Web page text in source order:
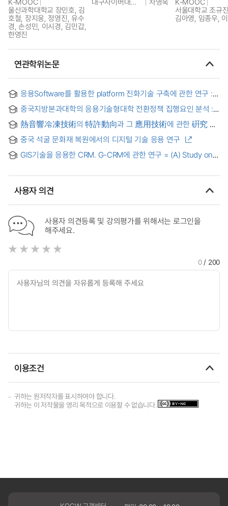
울산과학대학교 장민호, 김
호철, 장지웅, 정영진, 유수
경, 손성민, 이시경, 김민갑,
한영진
서울대학교 조규
김아영, 임종우,
연관학위논문
응용Software를 활용한 platform 진화기술 구축에 관한 연구 :
중국지방본과대학의 응용기술형대학 전환정책 집행요인 분석 :
지린과 광둥 지역 대학을 중심으로 = Analysis of Policy
Implementation Factors in the Transformation of Chinese
Local Undergraduate Institutions into Applied Technology
Universities——A Case Study of Universities in Jilin and
Guangdong Provinces
熱音響冷凍技術의 特許動向과 그 應用技術에 관한 硏究 =
refrigeration and its application techniques
중국 석굴 문화재 복원에서의 디지털 기술 응용 연구
GIS기술을 응용한 CRM. G-CRM에 관한 연구 = (A) Study on
사용자 의견
사용자 의견등록 및 강의평가를 위해서는 로그인을
해주세요.
0/ 200
이용조건
귀하는 원저작자를 표시하여야 합니다.
귀하는 이 저작물을 영리 목적으로 이용할 수 없습니다.